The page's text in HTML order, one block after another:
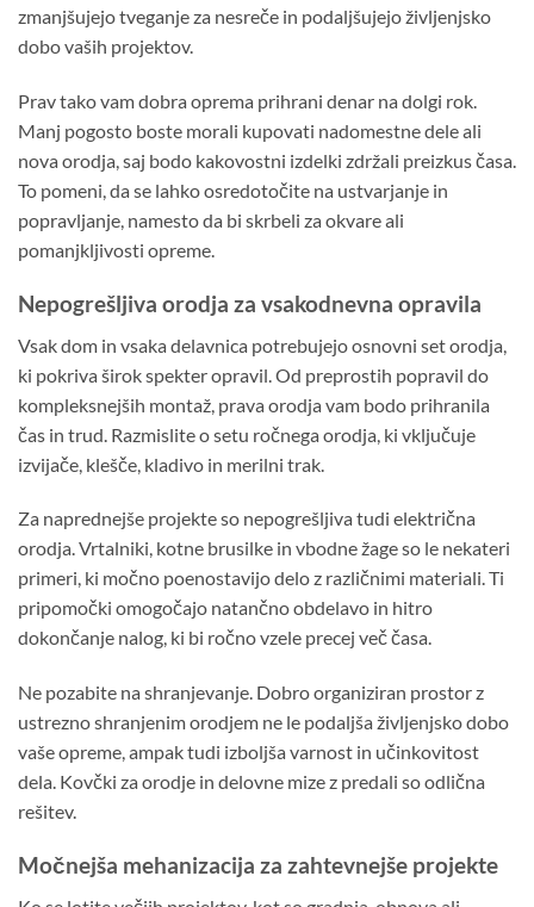
zmanjšujejo tveganje za nesreče in podaljšujejo življenjsko
dobo vaših projektov.
Prav tako vam dobra oprema prihrani denar na dolgi rok.
Manj pogosto boste morali kupovati nadomestne dele ali
nova orodja, saj bodo kakovostni izdelki zdržali preizkus časa.
To pomeni, da se lahko osredotočite na ustvarjanje in
popravljanje, namesto da bi skrbeli za okvare ali
pomanjkljivosti opreme.
Nepogrešljiva orodja za vsakodnevna opravila
Vsak dom in vsaka delavnica potrebujejo osnovni set orodja,
ki pokriva širok spekter opravil. Od preprostih popravil do
kompleksnejših montaž, prava orodja vam bodo prihranila
čas in trud. Razmislite o setu ročnega orodja, ki vključuje
izvijače, klešče, kladivo in merilni trak.
Za naprednejše projekte so nepogrešljiva tudi električna
orodja. Vrtalniki, kotne brusilke in vbodne žage so le nekateri
primeri, ki močno poenostavijo delo z različnimi materiali. Ti
pripomočki omogočajo natančno obdelavo in hitro
dokončanje nalog, ki bi ročno vzele precej več časa.
Ne pozabite na shranjevanje. Dobro organiziran prostor z
ustrezno shranjenim orodjem ne le podaljša življenjsko dobo
vaše opreme, ampak tudi izboljša varnost in učinkovitost
dela. Kovčki za orodje in delovne mize z predali so odlična
rešitev.
Močnejša mehanizacija za zahtevnejše projekte